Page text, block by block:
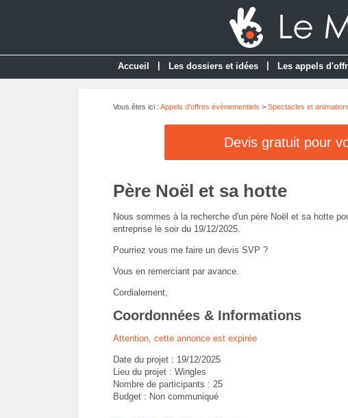
Accueil Les dossiers et idées Les appels
Vous êtes ici : Appels d'offres évènementiels > Spectacles et
Devis gratuit pour
Père Noël et sa hotte
Nous sommes à la recherche d'un père Noël et sa hotte
entreprise le soir du 19/12/2025.
Pourriez vous me faire un devis SVP ?
Vous en remerciant par avance.
Cordialement,
Coordonnées & Informations
Attention, cette annonce est expirée
Date du projet : 19/12/2025
Lieu du projet : Wingles
Nombre de participants : 25
Budget : Non communiqué